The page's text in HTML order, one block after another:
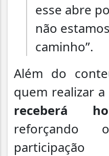
esse abre
não
caminho”.
Além do
quem realizar
receberá
participação